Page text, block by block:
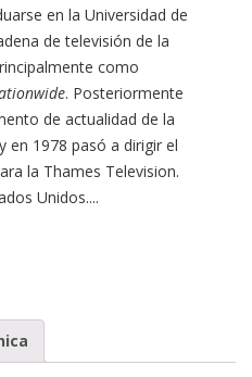
en la Universidad de
de televisión de la
como
. Posteriormente
de actualidad de la
en 1978 pasó a dirigir el
la Thames Television.
Unidos....